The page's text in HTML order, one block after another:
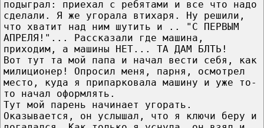
подыграл: приехал с ребятами и все что надо
сделали. Я же угорала втихаря. Ну решили,
что хватит над ним шутить и .. "С ПЕРВЫМ
АПРЕЛЯ!"... Рассказали где машина,
приходим, а машины НЕТ... ТА ДАМ БЛТЬ!
Вот тут та мой папа и начал вести себя, как
милиционер! Опросил меня, парня, осмотрел
место, куда я припарковала машину и уже то-
то начал оформлять.
Тут мой парень начинает угорать.
Оказывается, он услышал, что я ключи беру и